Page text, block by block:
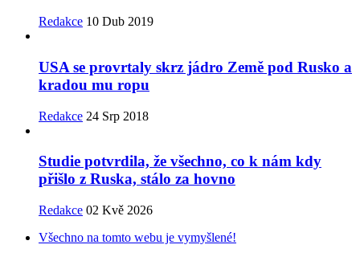
Redakce 10 Dub 2019
USA se provrtaly skrz jádro Země pod Rusko a
kradou mu ropu
Redakce 24 Srp 2018
Studie potvrdila, že všechno, co k nám kdy
přišlo z Ruska, stálo za hovno
Redakce 02 Kvě 2026
Všechno na tomto webu je vymyšlené!